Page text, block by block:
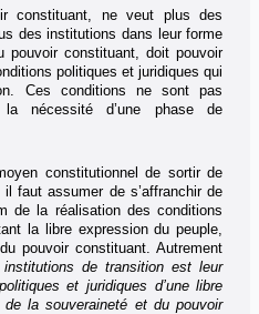
constituant, ne veut plus des
des institutions dans leur forme
pouvoir constituant, doit pouvoir
politiques et juridiques qui
Ces conditions ne sont pas
la nécessité d’une phase de
constitutionnel de sortir de
il faut assumer de s’affranchir de
de la réalisation des conditions
la libre expression du peuple,
pouvoir constituant. Autrement
de transition est leur
et juridiques d’une libre
la souveraineté et du pouvoir